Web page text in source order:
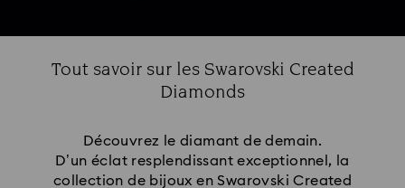
Tout savoir sur les Swarovski Created
Diamonds
Découvrez le diamant de demain.
D’un éclat resplendissant exceptionnel, la
collection de bijoux en Swarovski Created